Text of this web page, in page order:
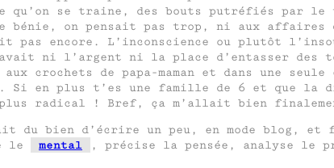
qu’on se traine, des bouts putréfiés par
bénie, on pensait pas trop, ni aux affaires
pas encore. L’inconscience ou plutôt
ni l’argent ni la place d’entasser des
crochets de papa-maman et dans une
en plus t’es une famille de 6 et que la
plus radical ! Bref, ça m’allait bien
du bien d’écrire un peu, en mode blog, et
le
mental
, précise la pensée, analyse le